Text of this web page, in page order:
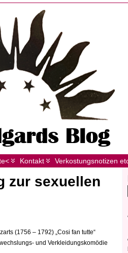
Kontakt Verkostungsnotizen
zur sexuellen
(1756 – 1792) „Cosi fan tutte“
und Verkleidungskomödie